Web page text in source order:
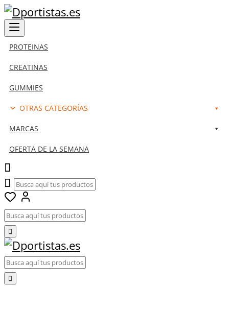
PROTEINAS
CREATINAS
GUMMIES
OTRAS CATEGORÍAS
MARCAS
OFERTA DE LA SEMANA